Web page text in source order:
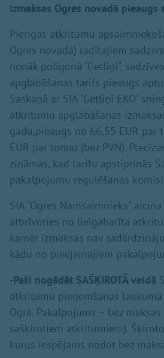
izmaksas Ogres novadā pieaugs
Pierīgas atkritumu
Ogres novadā) radītajiem
nonāk poligonā "Getliņi",
apglabāšanas tarifs pieaugs
Saskaņā ar SIA "Getliņi EKO"
atkritumu apglabāšanas
gadu,pieaugs no 66,55 EUR par
EUR par tonnu (bez PVN).
zināmas, kad tarifu apstiprinās
pakalpojumu regulēšanas
SIA "Ogres Namsaimnieks"
atbrīvoties no lielgabarīta
kamēr izmaksas nav
kādu no pieejamajiem
-Paši nogādāt SAŠĶIROTĀ veidā
atkritumu pieņemšanas
Ogrē. Pakalpojums – bez
sašķirotiem atkritumiem).
kurus iespējams nodot bez